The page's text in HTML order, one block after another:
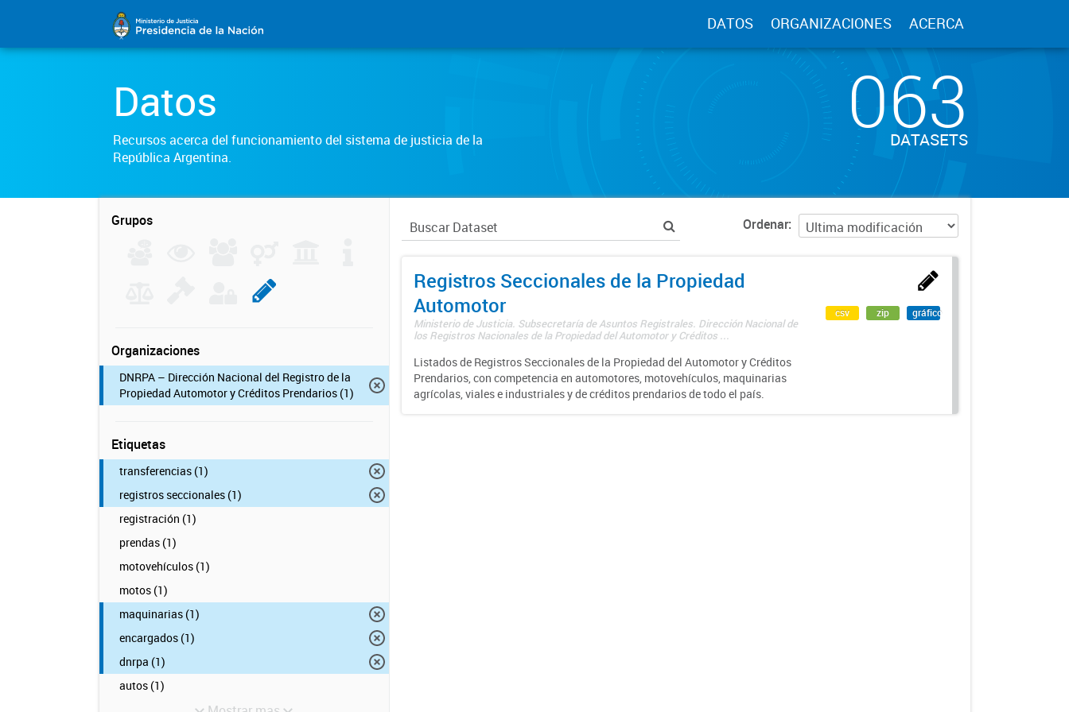
DATOS ORGANIZACIONES ACERCA
Datos
Recursos acerca del funcionamiento del sistema de justicia de la
República Argentina.
063
DATASETS
Grupos
Organizaciones
DNRPA – Dirección Nacional del Registro de la
Propiedad Automotor y Créditos Prendarios (1)
Etiquetas
transferencias (1)
registros seccionales (1)
registración (1)
prendas (1)
motovehículos (1)
motos (1)
maquinarias (1)
encargados (1)
dnrpa (1)
autos (1)
Ordenar
Registros Seccionales de la Propiedad
Automotor
Ministerio de Justicia. Subsecretaría de Asuntos Registrales. Dirección Nacional de
los Registros Nacionales de la Propiedad del Automotor y Créditos ...
Listados de Registros Seccionales de la Propiedad del Automotor y Créditos
Prendarios, con competencia en automotores, motovehículos, maquinarias
agrícolas, viales e industriales y de créditos prendarios de todo el país.
csv zip gráfico